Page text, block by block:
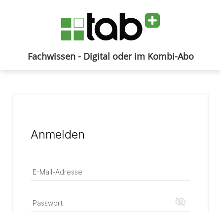
Fachwissen - Digital oder im Kombi-Abo